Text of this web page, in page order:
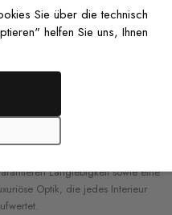
Tinten für garantierte
in Innenräumen.
Hochwertige Materialien
Langlebigkeit sowie eine
Optik, die jedes Interieur
Sie über die technisch
helfen Sie uns, Ihnen